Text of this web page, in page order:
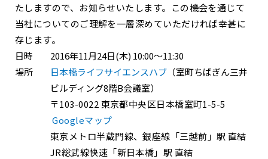
たしますので、お知らせいたします。この機会を通じて
当社についてのご理解を一層深めていただければ幸甚に
存じます。
日時
2016年11月24日(木) 10:00～11:30
場所
日本橋ライフサイエンスハブ （室町ちばぎん三井
ビルディング8階B会議室）
〒103-0022 東京都中央区日本橋室町1-5-5
Googleマップ
東京メトロ半蔵門線、銀座線「三越前」駅 直結
JR総武線快速「新日本橋」駅 直結